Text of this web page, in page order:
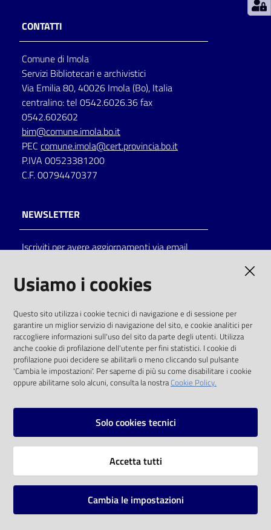
per
lettura
Seguici
su
Catalogo
on line
Eventi
Chiedi al
bibliotecario
CONTATTI
Comune di Imola
Servizi Bibliotecari e archivistici
Via Emilia 80, 40026 Imola (Bo), Italia
centralino: tel 0542.6026.36 fax
0542.602602
bim@comune.imola.bo.it
PEC comune.imola@cert.provincia.bo.it
P.IVA 00523381200
C.F. 00794470377
NEWSLETTER
Iscriviti per avere aggiornamenti via email
solo alle condizioni previste dalla direttiva
comunitaria 2003/98/CE e dal d.lgs. 36/2006
SOCIAL
Instagram
Vai alla pagina
Mappa del sito
Usiamo i cookies
Questo sito utilizza i cookie tecnici di navigazione e di sessione per
garantire un miglior servizio di navigazione del sito, e cookie analitici per
raccogliere informazioni sull'uso del sito da parte degli utenti. Utilizza
anche cookie di profilazione dell'utente per fini statistici. I cookie di
profilazione puoi decidere se abilitarli o meno cliccando sul pulsante
'Cambia le impostazioni'. Per saperne di più su come disabilitare i cookie
oppure abilitarne solo alcuni, consulta la nostraCookie Policy.
Solo cookies tecnici
Accetta tutti
Cambia le impostazioni